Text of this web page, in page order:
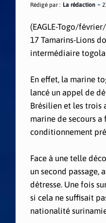
Rédigé par : La rédaction
(EAGLE-Togo/
17 Tamarins-Lions
intermédiaire
En effet, la marine
lancé un appel de
Brésilien et les trois
marine de secours
conditionnement
Face à une telle
un second passage,
détresse. Une fois
si cela ne suffisait
nationalité